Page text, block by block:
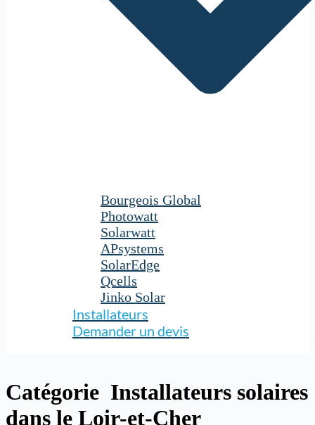
Bourgeois Global
Photowatt
Solarwatt
APsystems
SolarEdge
Qcells
Jinko Solar
Installateurs
Demander un devis
Catégorie Installateurs solaires
dans le Loir-et-Cher